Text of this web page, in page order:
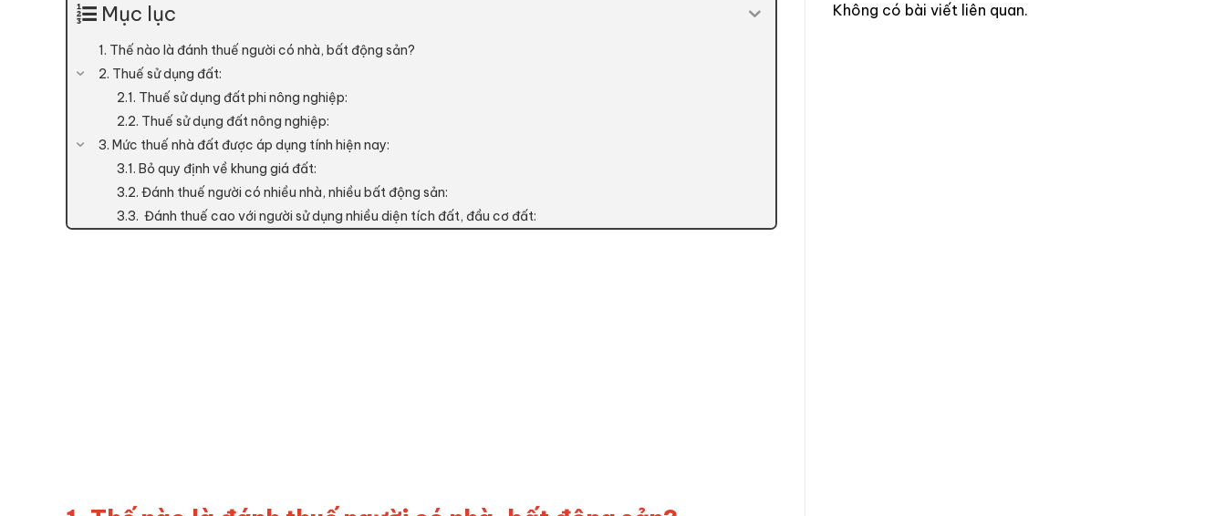
Mục lục
1. Thế nào là đánh thuế người có nhà, bất động sản?
2. Thuế sử dụng đất:
2.1. Thuế sử dụng đất phi nông nghiệp:
2.2. Thuế sử dụng đất nông nghiệp:
3. Mức thuế nhà đất được áp dụng tính hiện nay:
3.1. Bỏ quy định về khung giá đất:
3.2. Đánh thuế người có nhiều nhà, nhiều bất động sản:
3.3. Đánh thuế cao với người sử dụng nhiều diện tích đất, đầu cơ đất:
Không có bài viết liên quan.